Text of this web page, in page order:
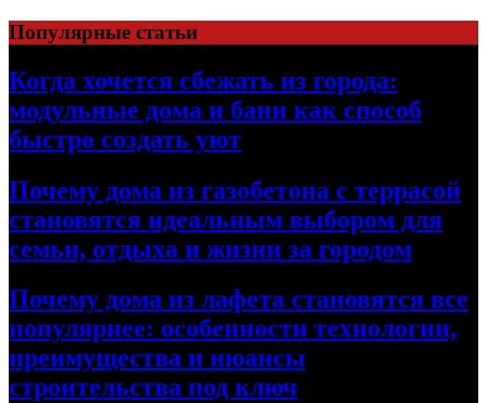
Перейти
к
содержимому
Популярные статьи
Когда хочется сбежать из города:
модульные дома и бани как способ
быстро создать уют
Почему дома из газобетона с террасой
становятся идеальным выбором для
семьи, отдыха и жизни за городом
Почему дома из лафета становятся все
популярнее: особенности технологии,
преимущества и нюансы
строительства под ключ